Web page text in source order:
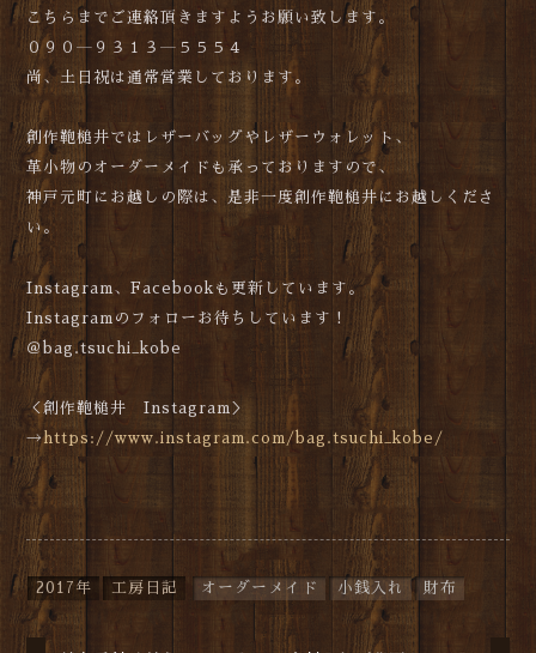
こちらまでご連絡頂きますようお願い致します。
０９０―９３１３―５５５４
尚、土日祝は通常営業しております。
創作鞄槌井ではレザーバッグやレザーウォレット、
革小物のオーダーメイドも承っておりますので、
神戸元町にお越しの際は、是非一度創作鞄槌井にお越しくださ
い。
Instagram、Facebookも更新しています。
Instagramのフォローお待ちしています！
＠bag.tsuchi_kobe
＜創作鞄槌井 Instagram＞
→https://www.instagram.com/bag.tsuchi_kobe/
2017年 工房日記 オーダーメイド 小銭入れ 財布